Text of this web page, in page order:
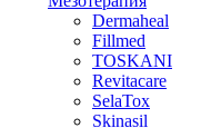
Dermaheal
Fillmed
TOSKANI
Revitacare
SelaTox
Skinasil